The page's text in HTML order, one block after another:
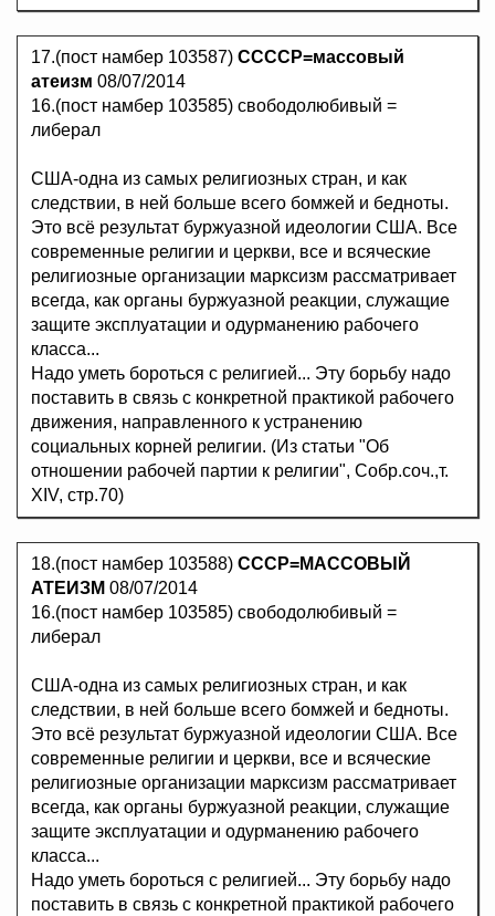
17.(пост намбер 103587) ССССР=массовый
атеизм 08/07/2014
16.(пост намбер 103585) свободолюбивый =
либерал
США-одна из самых религиозных стран, и как
следствии, в ней больше всего бомжей и бедноты.
Это всё результат буржуазной идеологии США. Все
современные религии и церкви, все и всяческие
религиозные организации марксизм рассматривает
всегда, как органы буржуазной реакции, служащие
защите эксплуатации и одурманению рабочего
класса...
Надо уметь бороться с религией... Эту борьбу надо
поставить в связь с конкретной практикой рабочего
движения, направленного к устранению
социальных корней религии. (Из статьи "Об
отношении рабочей партии к религии", Собр.соч.,т.
XIV, стр.70)
18.(пост намбер 103588) СССР=МАССОВЫЙ
АТЕИЗМ 08/07/2014
16.(пост намбер 103585) свободолюбивый =
либерал
США-одна из самых религиозных стран, и как
следствии, в ней больше всего бомжей и бедноты.
Это всё результат буржуазной идеологии США. Все
современные религии и церкви, все и всяческие
религиозные организации марксизм рассматривает
всегда, как органы буржуазной реакции, служащие
защите эксплуатации и одурманению рабочего
класса...
Надо уметь бороться с религией... Эту борьбу надо
поставить в связь с конкретной практикой рабочего